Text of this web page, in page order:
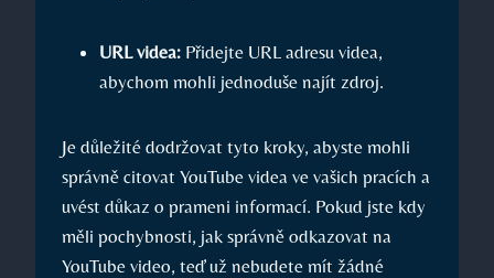
URL videa: Přidejte URL adresu videa,
abychom mohli jednoduše najít zdroj.
Je důležité dodržovat tyto kroky, abyste mohli
správně citovat YouTube videa ve vašich pracích a
uvést důkaz o prameni informací. Pokud jste kdy
měli pochybnosti, jak správně odkazovat na
YouTube video, teď už nebudete mít žádné